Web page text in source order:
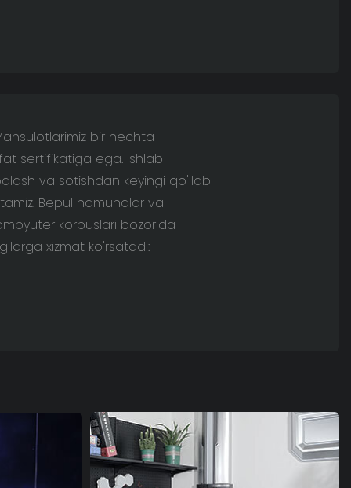
bir nechta
sertifikatiga ega. Ishlab
va sotishdan keyingi qo'llab-
Bepul namunalar va
korpuslari bozorida
xizmat ko'rsatadi: